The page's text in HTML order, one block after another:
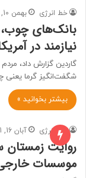
خط انرژی بهمن 10, 1401
بانک‌های چوب،
نیازمند در
گاردین گزارش داد،
شگفت‌انگیز گرما یعنی
بیشتر بخوانید »
خط انرژی آبان 16, 1401
روایت زمستان
موسسات